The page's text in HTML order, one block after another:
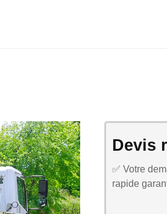
Devis
✅ Votre
rapide